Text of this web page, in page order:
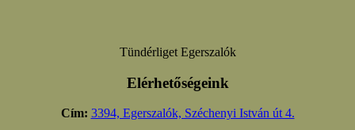
Tündérliget Egerszalók
Elérhetőségeink
Cím: 3394, Egerszalók, Széchenyi István út 4.